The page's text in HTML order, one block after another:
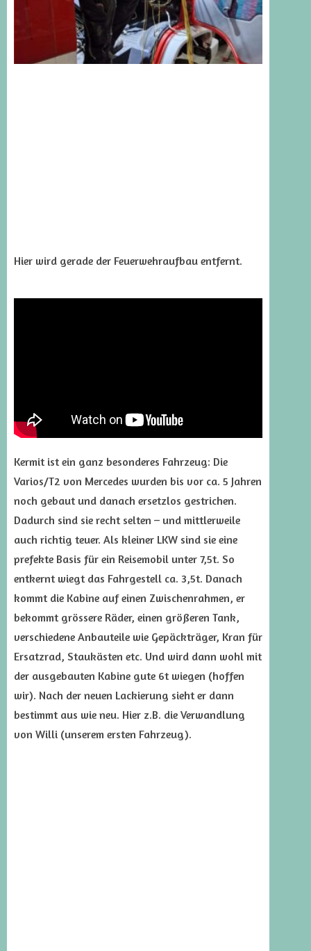
Hier wird gerade der Feuerwehraufbau entfernt.
Kermit ist ein ganz besonderes Fahrzeug: Die
Varios/T2 von Mercedes wurden bis vor ca. 5 Jahren
noch gebaut und danach ersetzlos gestrichen.
Dadurch sind sie recht selten – und mittlerweile
auch richtig teuer. Als kleiner LKW sind sie eine
prefekte Basis für ein Reisemobil unter 7,5t. So
entkernt wiegt das Fahrgestell ca. 3,5t. Danach
kommt die Kabine auf einen Zwischenrahmen, er
bekommt grössere Räder, einen größeren Tank,
verschiedene Anbauteile wie Gepäckträger, Kran für
Ersatzrad, Staukästen etc. Und wird dann wohl mit
der ausgebauten Kabine gute 6t wiegen (hoffen
wir). Nach der neuen Lackierung sieht er dann
bestimmt aus wie neu. Hier z.B. die Verwandlung
von Willi (unserem ersten Fahrzeug).